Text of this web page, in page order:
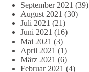
September 2021 (39)
August 2021 (30)
Juli 2021 (21)
Juni 2021 (16)
Mai 2021 (3)
April 2021 (1)
März 2021 (6)
Februar 2021 (4)